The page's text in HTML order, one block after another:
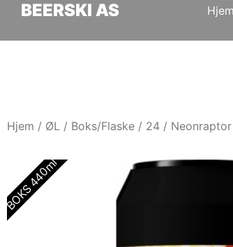
BEERSKI AS Hjem
Hjem / ØL / Boks/Flaske / 24 /
BOKS 440ml